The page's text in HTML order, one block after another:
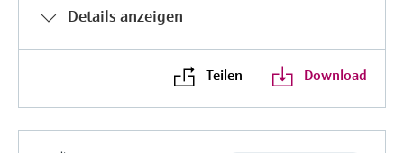
Details anzeigen
Teilen Download